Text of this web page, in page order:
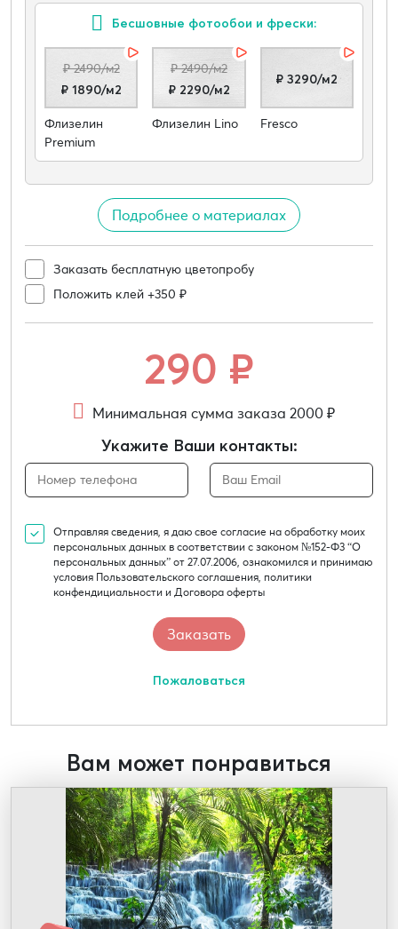
Бесшовные фотообои и фрески:
₽ 2490/м2
₽ 1890/м2
Флизелин
Premium
₽ 2490/м2
₽ 2290/м2
Флизелин Lino
₽ 3290/м2
Fresco
Подробнее о материалах
Заказать бесплатную цветопробу
Положить клей +350 ₽
290 ₽
Минимальная сумма заказа 2000 ₽
Укажите Ваши контакты:
Отправляя сведения, я даю свое согласие на обработку моих
персональных данных в соответствии с законом №152-Ф3 “О
персональных данных” от 27.07.2006, ознакомился и принимаю
условия Пользовательского соглашения, политики
конфендициальности и Договора оферты
Пожаловаться
Вам может понравиться